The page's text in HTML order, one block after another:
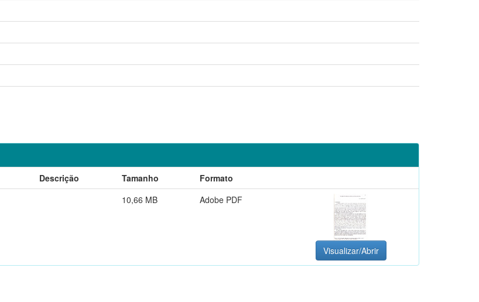
Descrição Tamanho
Formato
10,66 MB Adobe PDF
Visualizar/Abrir